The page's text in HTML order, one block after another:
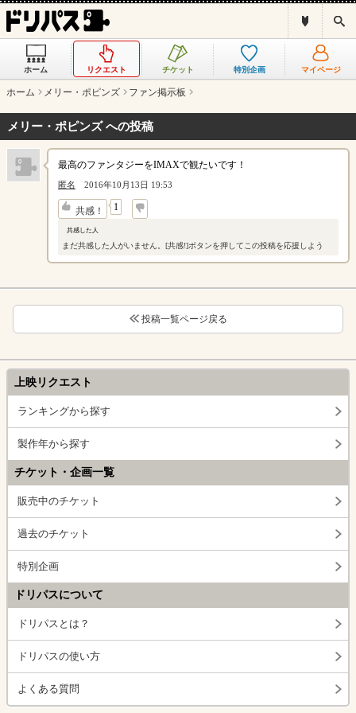
ス
ホーム リクエスト チケット 特別企画 マイページ
ホーム メリー・ポピンズ ファン掲示板
メリー・ポピンズ への投稿
最高のファンタジーをIMAXで観たいです！
匿名 2016年10月13日 19:53
共感！ 1
↓
共感した人
まだ共感した人がいません。[共感!]ボタンを押してこの投稿を応援しよう
投稿一覧ページ戻る
上映リクエスト
ランキングから探す
製作年から探す
チケット・企画一覧
販売中のチケット
過去のチケット
特別企画
ドリパスについて
ドリパスとは？
ドリパスの使い方
よくある質問